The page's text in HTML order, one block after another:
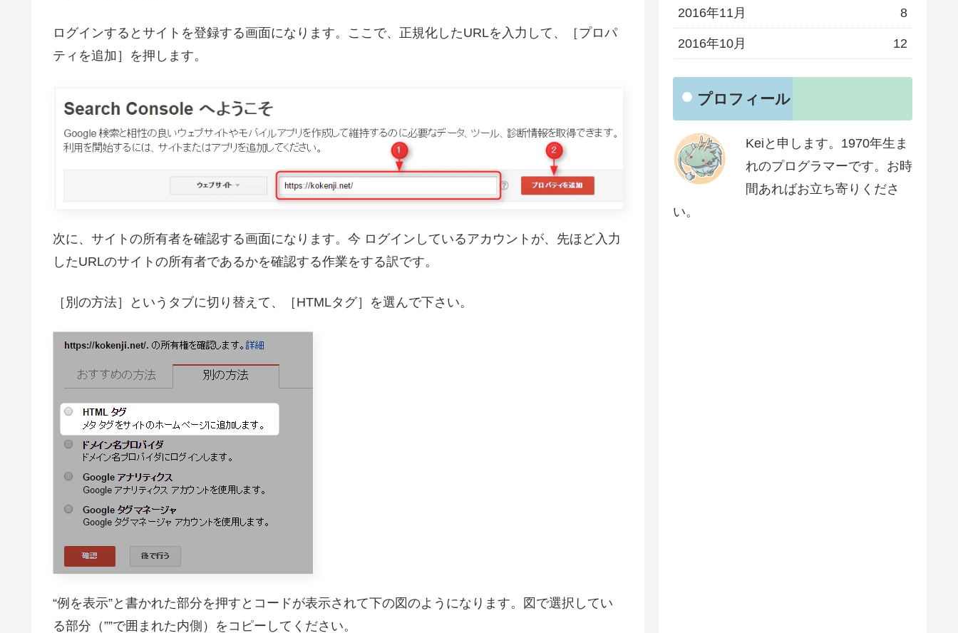
ログインするとサイトを登録する画面になります。ここで、正規化したURLを入力して、［プロパ
ティを追加］を押します。
次に、サイトの所有者を確認する画面になります。今 ログインしているアカウントが、先ほど入力
したURLのサイトの所有者であるかを確認する作業をする訳です。
［別の方法］というタブに切り替えて、［HTMLタグ］を選んで下さい。
“例を表示”と書かれた部分を押すとコードが表示されて下の図のようになります。図で選択してい
る部分（””で囲まれた内側）をコピーしてください。
2016年11月 8
2016年10月 12
プロフィール
Keiと申します。1970年生ま
れのプログラマーです。お時
間あればお立ち寄りくださ
い。